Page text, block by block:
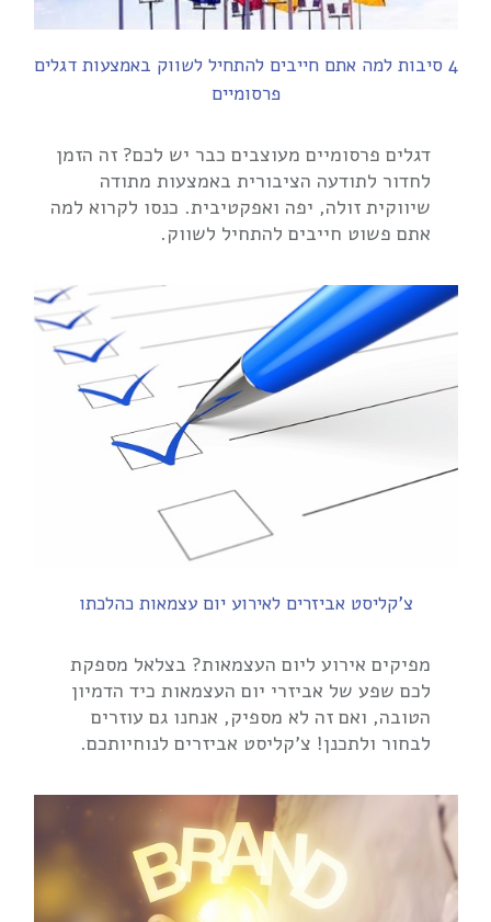
4 סיבות למה אתם חייבים להתחיל לשווק באמצעות דגלים
פרסומיים
דגלים פרסומיים מעוצבים כבר יש לכם? זה הזמן
לחדור לתודעה הציבורית באמצעות מתודה
שיווקית זולה, יפה ואפקטיבית. כנסו לקרוא למה
אתם פשוט חייבים להתחיל לשווק.
צ'קליסט אביזרים לאירוע יום עצמאות כהלכתו
מפיקים אירוע ליום העצמאות? בצלאל מספקת
לכם שפע של אביזרי יום העצמאות כיד הדמיון
הטובה, ואם זה לא מספיק, אנחנו גם עוזרים
לבחור ולתכנן! צ'קליסט אביזרים לנוחיותכם.